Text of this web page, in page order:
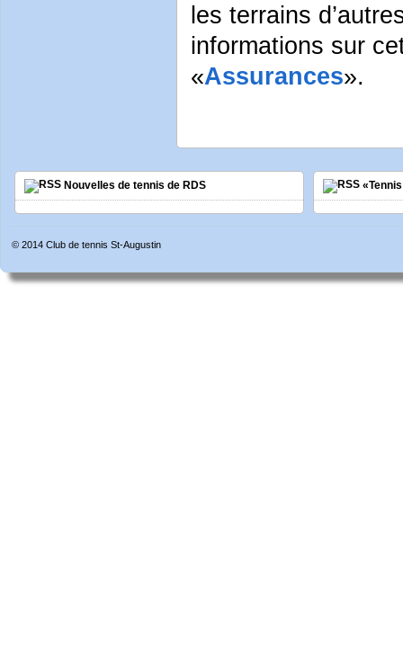
les terrains
informations sur
«Assurances».
Nouvelles de tennis de RDS
© 2014 Club de tennis St-Augustin